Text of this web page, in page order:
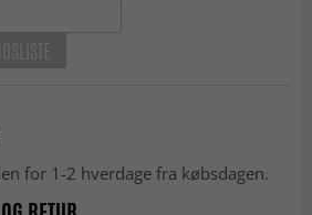
for 1-2 hverdage fra købsdagen.